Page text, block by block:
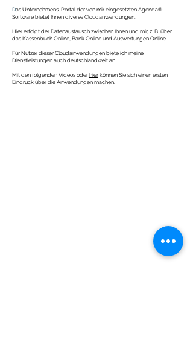
Das Unternehmens-Portal der von mir eingesetzten Agenda®-
Software bietet Ihnen diverse Cloudanwendungen.
Hier erfolgt der Datenaustausch zwischen Ihnen und mir, z. B. über
das Kassenbuch Online, Bank Online und Auswertungen Online.
Für Nutzer dieser Cloudanwendungen biete ich meine
Dienstleistungen auch deutschlandweit an.
Mit den folgenden Videos oder hier können Sie sich einen ersten
Eindruck über die Anwendungen machen.